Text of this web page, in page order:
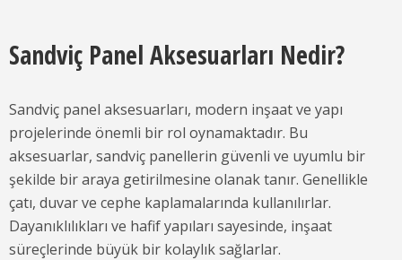
Sandviç Panel Aksesuarları Nedir?
Sandviç panel aksesuarları, modern inşaat ve yapı
projelerinde önemli bir rol oynamaktadır. Bu
aksesuarlar, sandviç panellerin güvenli ve uyumlu bir
şekilde bir araya getirilmesine olanak tanır. Genellikle
çatı, duvar ve cephe kaplamalarında kullanılırlar.
Dayanıklılıkları ve hafif yapıları sayesinde, inşaat
süreçlerinde büyük bir kolaylık sağlarlar.